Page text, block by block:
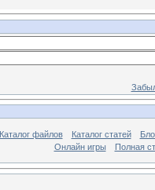
Каталог файлов Каталог статей
Онлайн игры
Полная